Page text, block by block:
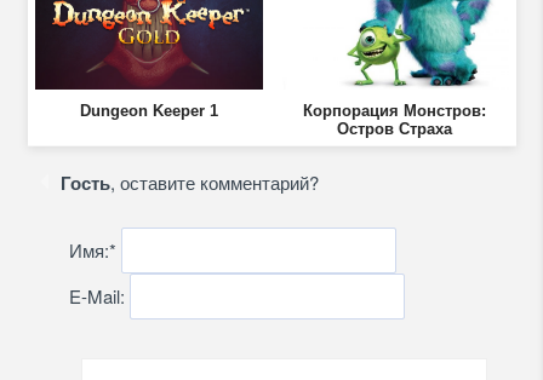
Dungeon Keeper 1
Корпорация Монстров:
Остров Страха
Гость, оставите комментарий?
Имя:*
E-Mail: